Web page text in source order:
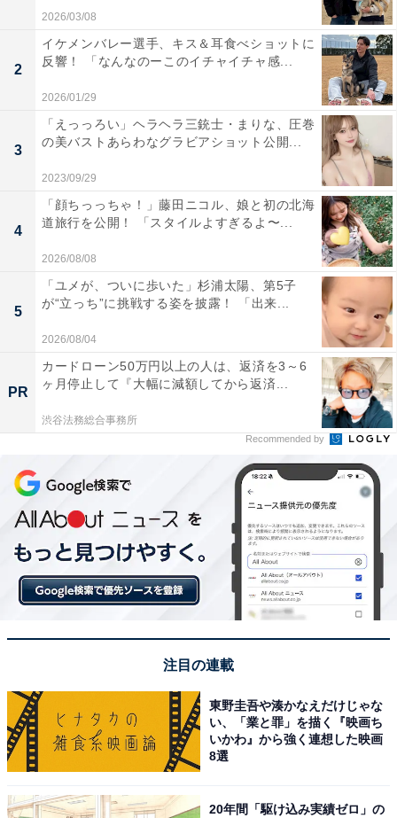
2026/03/08
2
イケメンバレー選手、キス＆耳食べショットに
反響！ 「なんなのーこのイチャイチャ感...
2026/01/29
3
「えっっろい」ヘラヘラ三銃士・まりな、圧巻
の美バストあらわなグラビアショット公開...
2023/09/29
4
「顔ちっっちゃ！」藤田ニコル、娘と初の北海
道旅行を公開！ 「スタイルよすぎるよ〜...
2026/08/08
5
「ユメが、ついに歩いた」杉浦太陽、第5子
が“立っち”に挑戦する姿を披露！ 「出来...
2026/08/04
PR
カードローン50万円以上の人は、返済を3～6
ヶ月停止して『大幅に減額してから返済...
渋谷法務総合事務所
Recommended by
注目の連載
東野圭吾や湊かなえだけじゃな
い、「業と罪」を描く『映画ち
いかわ』から強く連想した映画
8選
20年間「駆け込み実績ゼロ」の